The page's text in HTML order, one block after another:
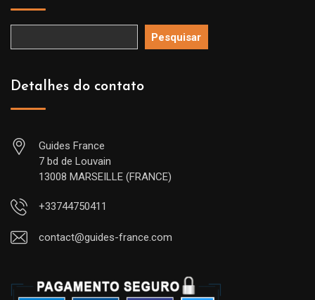
Pesquisar
Detalhes do contato
Guides France
7 bd de Louvain
13008 MARSEILLE (FRANCE)
+33744750411
contact@guides-france.com